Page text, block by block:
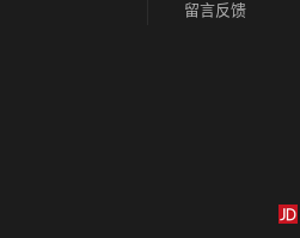
留言反馈